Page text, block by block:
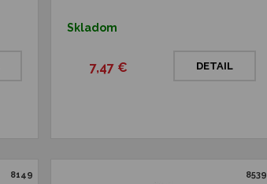
Skladom
7,47 € DETAIL
8149 8539